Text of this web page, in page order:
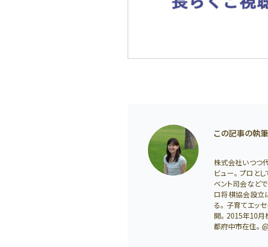
この記事の執
株式会社いつつ
ビュー。プロと
ベント司会など
ロ将棋協会設立
る。子育てエッ
開。2015年10月
都府中市在住。